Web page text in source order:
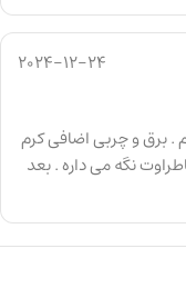
2024-12-24
. برق و چربی اضافی کرم
نگه می داره . بعد